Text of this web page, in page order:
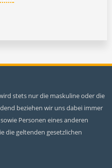
stets nur die maskuline oder die
beziehen wir uns dabei immer
Personen eines anderen
die geltenden gesetzlichen